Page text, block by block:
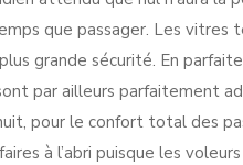
que passager. Les vitres
grande sécurité. En
par ailleurs parfaitement
pour le confort total des
à l’abri puisque les